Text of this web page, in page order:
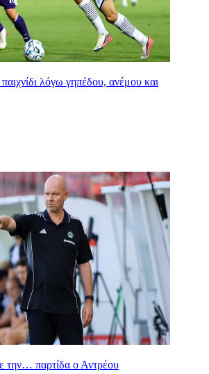
λόγω γηπέδου, ανέμου και
παρτίδα ο Αντρέου